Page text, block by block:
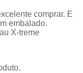
comprar. E
embalado.
X-treme